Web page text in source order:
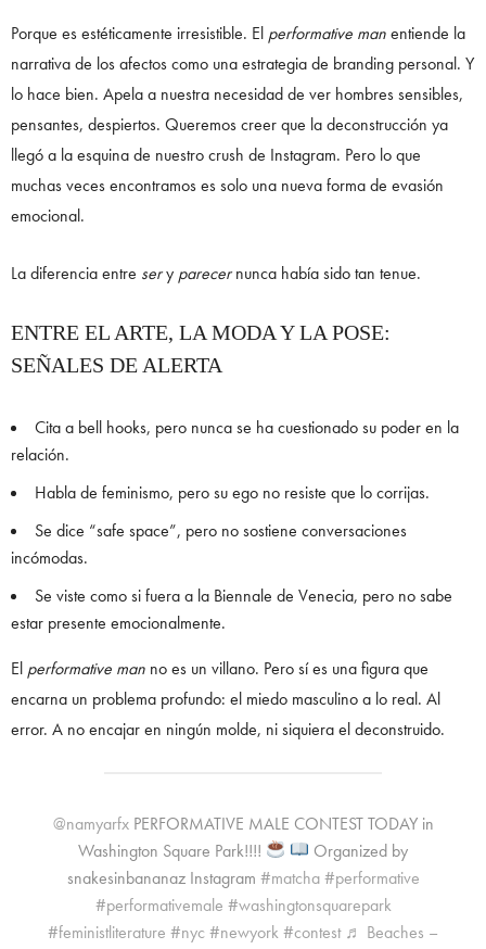
Porque es estéticamente irresistible. El performative manentiende la
narrativa de los afectos como una estrategia de branding personal. Y
lo hace bien. Apela a nuestra necesidad de ver hombres sensibles,
pensantes, despiertos. Queremos creer que la deconstrucción ya
llegó a la esquina de nuestro crush de Instagram. Pero lo que
muchas veces encontramos es solo una nueva forma de evasión
emocional.
La diferencia entre sery parecernunca había sido tan tenue.
ENTRE EL ARTE, LA MODA Y LA POSE:
SEÑALES DE ALERTA
Cita a bell hooks, pero nunca se ha cuestionado su poder en la
relación.
Habla de feminismo, pero su ego no resiste que lo corrijas.
Se dice “safe space”, pero no sostiene conversaciones
incómodas.
Se viste como si fuera a la Biennale de Venecia, pero no sabe
estar presente emocionalmente.
El performative man no es un villano. Pero sí es una figura que
encarna un problema profundo: el miedo masculino a lo real. Al
error. A no encajar en ningún molde, ni siquiera el deconstruido.
@namyarfxPERFORMATIVE MALE CONTEST TODAY in
Washington Square Park!!!!
Organized by
snakesinbananaz Instagram #matcha #performative
#performativemale #washingtonsquarepark
#feministliterature #nyc#newyork#contest ♬ Beaches –